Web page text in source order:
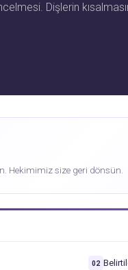
Dişlerin
Hekimimiz size geri dönsün.
02